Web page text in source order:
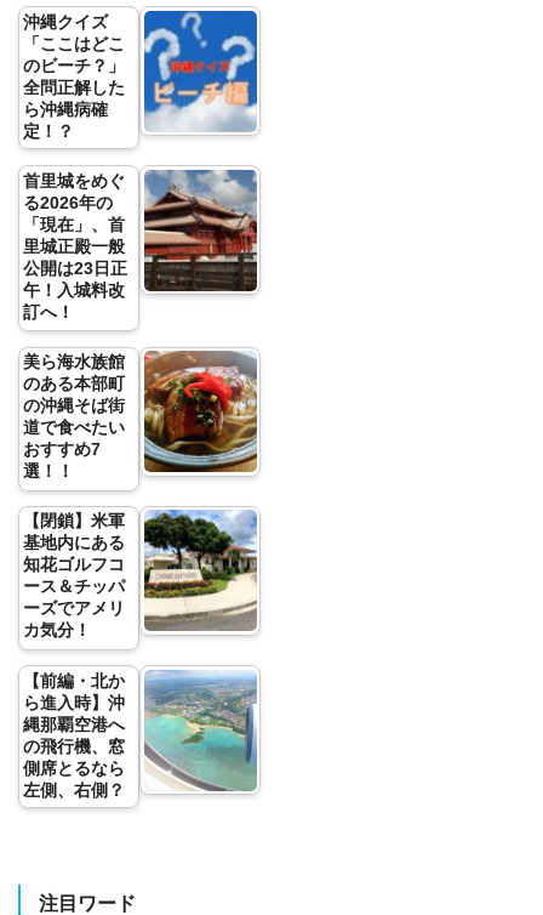
沖縄クイズ
「ここはどこ
のビーチ？」
全問正解した
ら沖縄病確
定！？
首里城をめぐ
る2026年の
「現在」、首
里城正殿一般
公開は23日正
午！入城料改
訂へ！
美ら海水族館
のある本部町
の沖縄そば街
道で食べたい
おすすめ7
選！！
【閉鎖】米軍
基地内にある
知花ゴルフコ
ース＆チッパ
ーズでアメリ
カ気分！
【前編・北か
ら進入時】沖
縄那覇空港へ
の飛行機、窓
側席とるなら
左側、右側？
注目ワード